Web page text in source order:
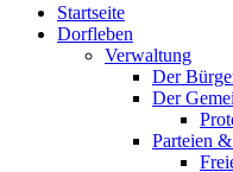
oben
scrollen
Startseite
Dorfleben
Verwaltung
Der
Der
Parteien